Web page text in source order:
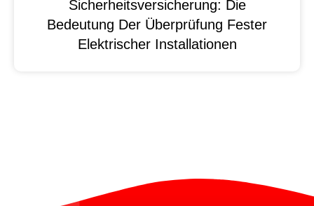
Sicherheitsversicherung: Die
Bedeutung Der Überprüfung Fester
Elektrischer Installationen